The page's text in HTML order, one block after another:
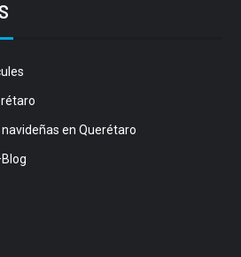
en Querétaro